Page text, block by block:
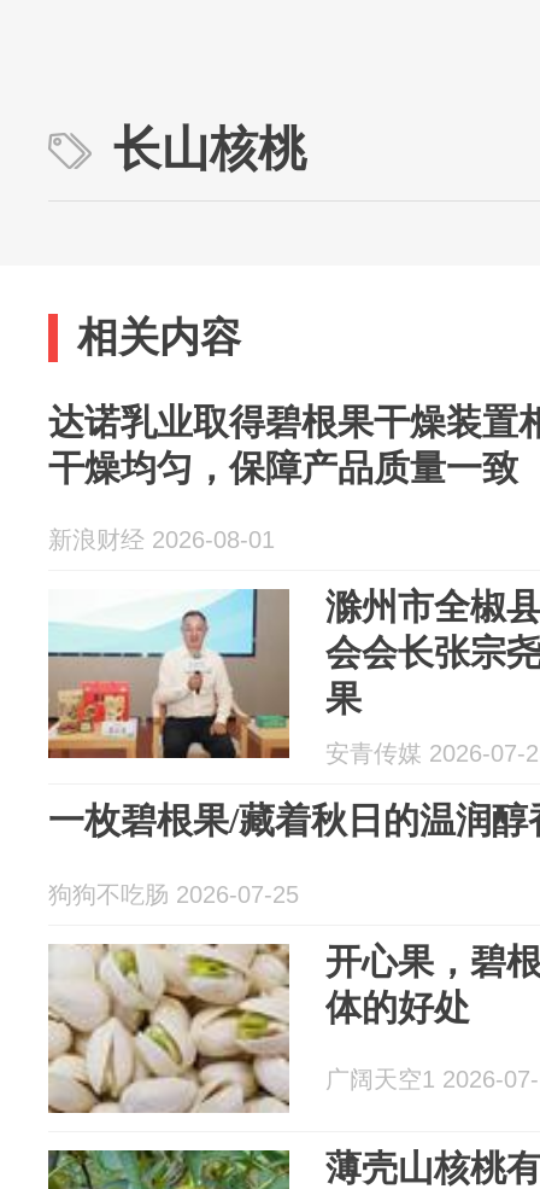
长山核桃
相关内容
达诺乳业取得碧根果干燥装置
干燥均匀，保障产品质量一致
新浪财经 2026-08-01
滁州市全椒
会会长张宗
果
安青传媒 2026-07-
一枚碧根果/藏着秋日的温润醇
狗狗不吃肠 2026-07-25
开心果，碧
体的好处
广阔天空1 2026-
薄壳山核桃